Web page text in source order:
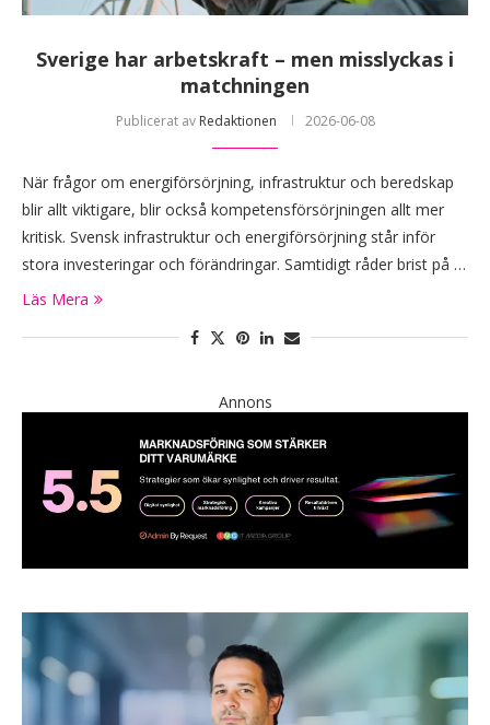
Sverige har arbetskraft – men misslyckas i
matchningen
Publicerat av Redaktionen 2026-06-08
När frågor om energiförsörjning, infrastruktur och beredskap
blir allt viktigare, blir också kompetensförsörjningen allt mer
kritisk. Svensk infrastruktur och energiförsörjning står inför
stora investeringar och förändringar. Samtidigt råder brist på …
Läs Mera
Annons